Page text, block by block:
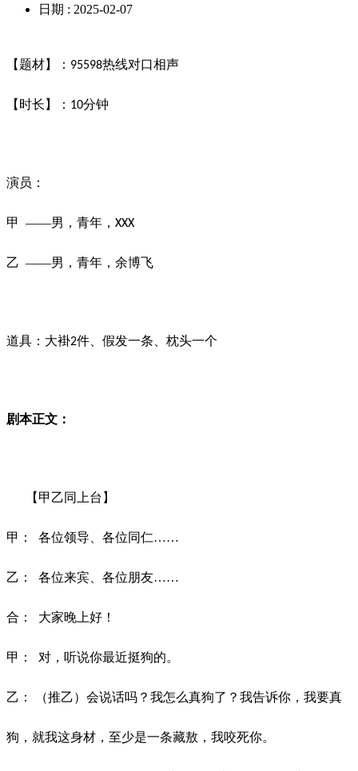
日期 : 2025-02-07
【题材】： 95598热线对口相声
【时长】： 10分钟
演员：
甲 ——男，青年， XXX
乙 ——男，青年，余博飞
道具：大褂2件、假发一条、枕头一个
剧本正文：
【甲乙同上台】
甲： 各位领导、各位同仁……
乙： 各位来宾、各位朋友……
合： 大家晚上好！
甲： 对，听说你最近挺狗的。
乙： （推乙）会说话吗？我怎么真狗了？我告诉你，我要真
狗，就我这身材，至少是一条藏敖，我咬死你。